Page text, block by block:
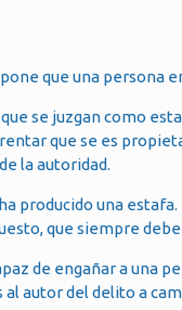
que una persona
se juzgan como
que se es
la autoridad.
producido una estafa.
que siempre
de engañar a una
autor del delito a